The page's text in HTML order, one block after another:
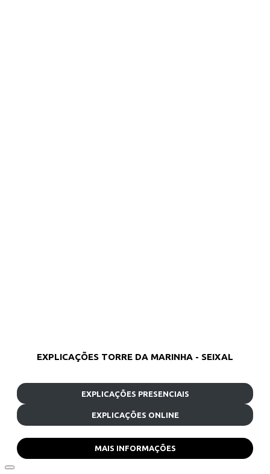
EXPLICAÇÕES TORRE DA MARINHA - SEIXAL
EXPLICAÇÕES PRESENCIAIS
EXPLICAÇÕES ONLINE
MAIS INFORMAÇÕES